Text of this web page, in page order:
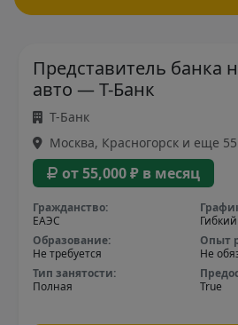
Представитель банка
авто — Т-Банк
Т-Банк
Москва, Красногорск и еще 55
от 55,000 ₽ в месяц
Гражданство:
ЕАЭС
Гибкий
Образование:
Не требуется
Опыт
Не
Тип занятости:
Полная
True